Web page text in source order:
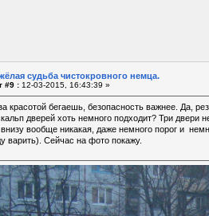
судьба чистокровного немца.
#9 : 12-03-2015, 16:43:39 »
красотой бегаешь, безопасность важнее. Да,
дверей хоть немного подходит? Три двери
вообще никакая, даже немного порог и
варить). Сейчас на фото покажу.